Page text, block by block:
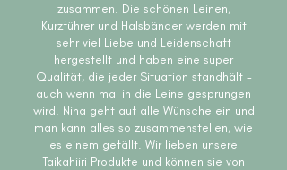
zusammen. Die schönen Leinen,
Kurzführer und Halsbänder werden mit
sehr viel Liebe und Leidenschaft
hergestellt und haben eine super
Qualität, die jeder Situation standhält -
auch wenn mal in die Leine gesprungen
wird. Nina geht auf alle Wünsche ein und
man kann alles so zusammenstellen, wie
es einem gefällt. Wir lieben unsere
Taikahiiri Produkte und können sie von